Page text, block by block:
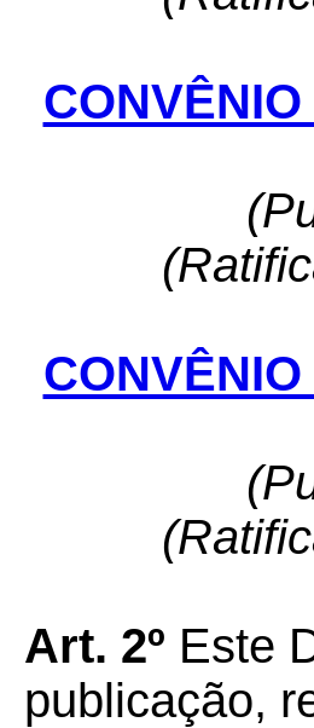
Art. 2º Este
publicação,